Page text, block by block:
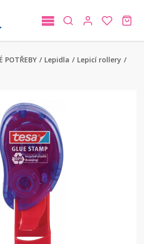
POTŘEBY / Lepidla / Lepicí rollery /